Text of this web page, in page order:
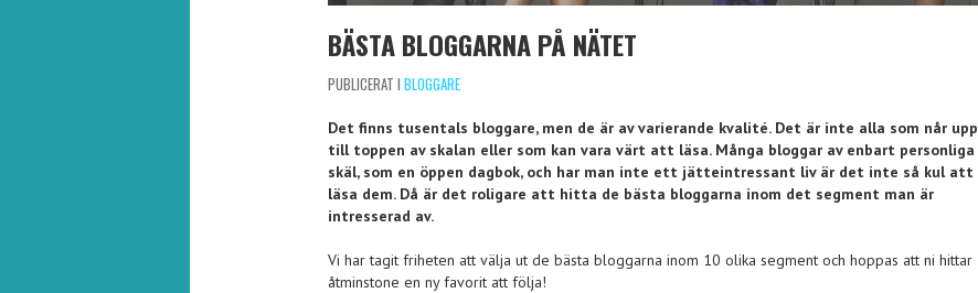
BÄSTA BLOGGARNA PÅ NÄTET
PUBLICERAT I BLOGGARE
Det finns tusentals bloggare, men de är av varierande kvalité. Det är inte alla som når upp
till toppen av skalan eller som kan vara värt att läsa. Många bloggar av enbart personliga
skäl, som en öppen dagbok, och har man inte ett jätteintressant liv är det inte så kul att
läsa dem. Då är det roligare att hitta de bästa bloggarna inom det segment man är
intresserad av.
Vi har tagit friheten att välja ut de bästa bloggarna inom 10 olika segment och hoppas att ni hittar
åtminstone en ny favorit att följa!